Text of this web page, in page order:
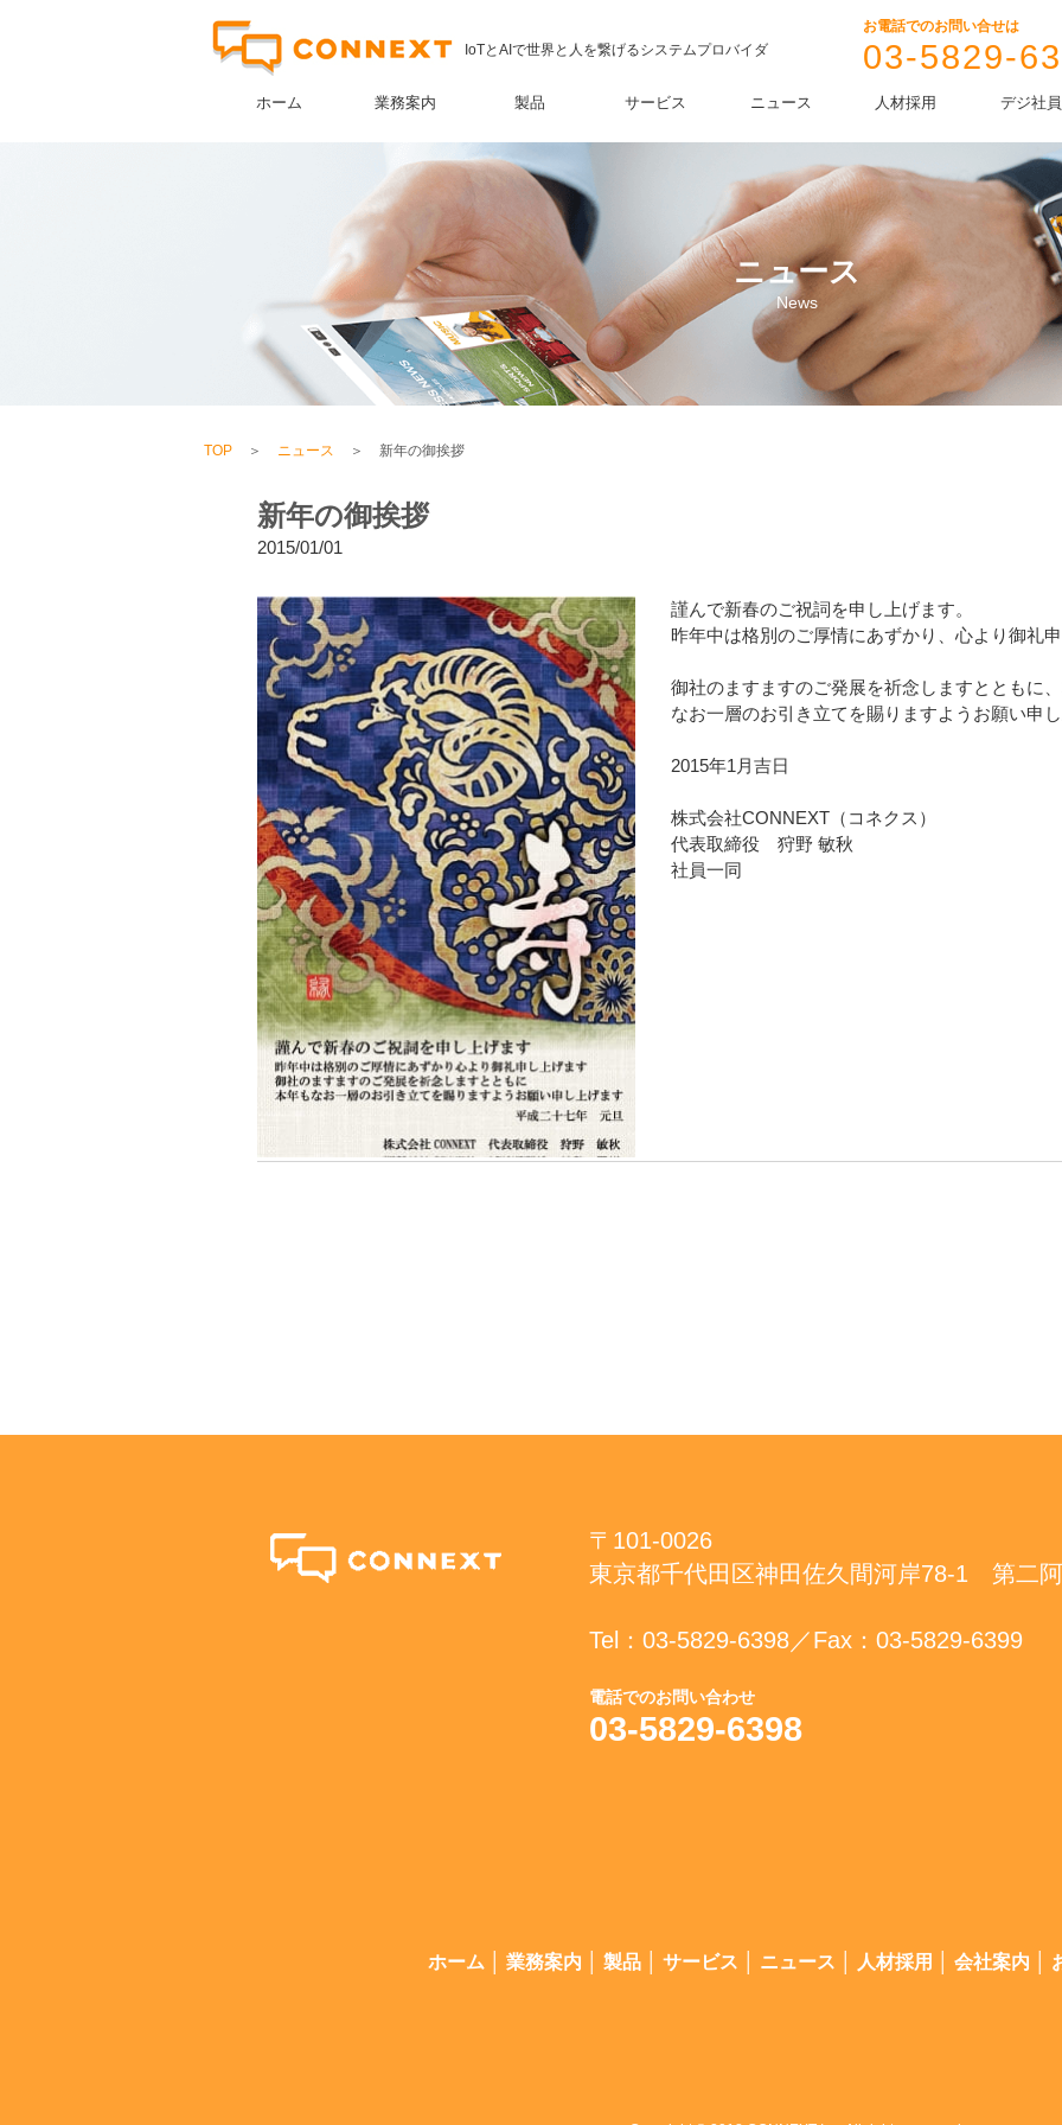
IoTとAIで世界と人を繋げるシステムプロバイダ
お電話でのお問い合せは
03-5829-
ホーム 業務案内 製品 サービス ニュース 人材採用 デジ社員
ニュース
News
TOP ＞ ニュース ＞ 新年の御挨拶
新年の御挨拶
2015/01/01
謹んで新春のご祝詞を申し上げます。
昨年中は格別のご厚情にあずかり、心より御礼申
御社のますますのご発展を祈念しますとともに
なお一層のお引き立てを賜りますようお願い申し
2015年1月吉日
株式会社CONNEXT（コネクス）
代表取締役 狩野 敏秋
社員一同
〒101-0026
東京都千代田区神田佐久間河岸78-
Tel：03-5829-6398／Fax：03-5829-6399
電話でのお問い合わせ
03-5829-6398
ホーム 業務案内 製品 サービス ニュース 人材採用 会社案内